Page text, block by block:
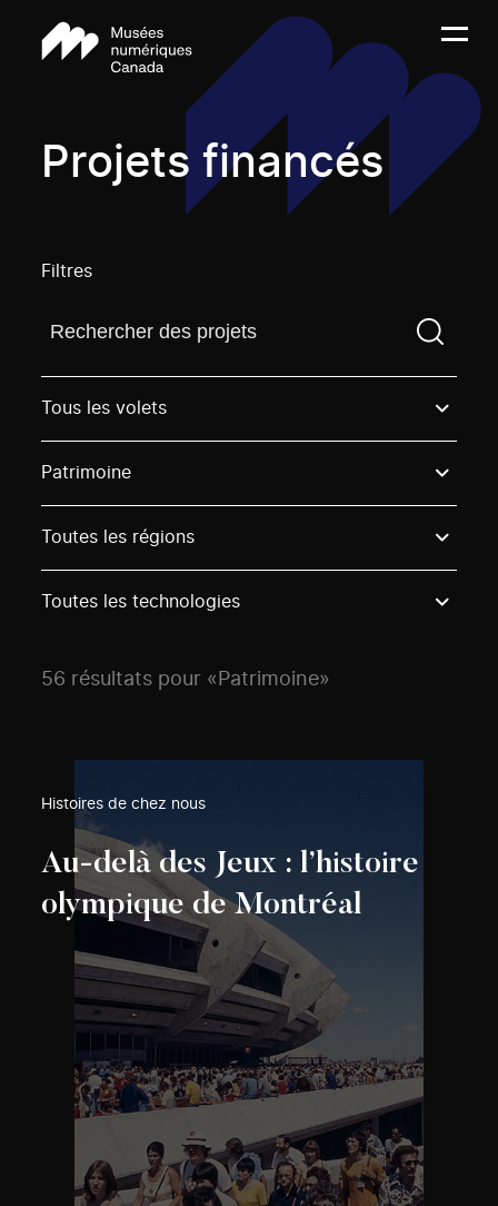
Projets financés
Filtres
Trouvez un projetVous devez saisir un terme de
Tous les volets
Patrimoine
Toutes les régions
Toutes les technologies
56 résultats pour «Patrimoine»
Histoires de chez nous
Au-delà des Jeux : l’histoire
olympique de Montréal